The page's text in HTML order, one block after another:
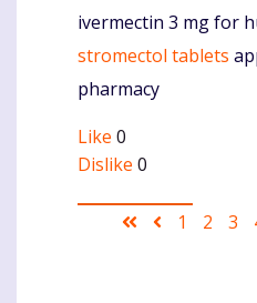
Komentaras
ivermectin 3 mg for
stromectol tablets
pharmacy
Like 0
Dislike 0
Pagination
First Ankstesnis
Puslapis
1 2 3